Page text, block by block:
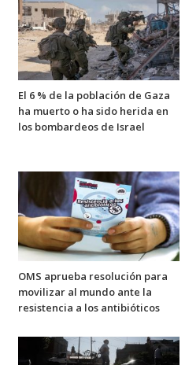
El 6 % de la población de Gaza
ha muerto o ha sido herida en
los bombardeos de Israel
OMS aprueba resolución para
movilizar al mundo ante la
resistencia a los antibióticos